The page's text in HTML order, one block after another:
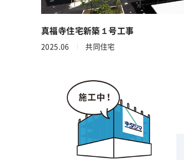
真福寺住宅新築１号工事
2025.06 共同住宅